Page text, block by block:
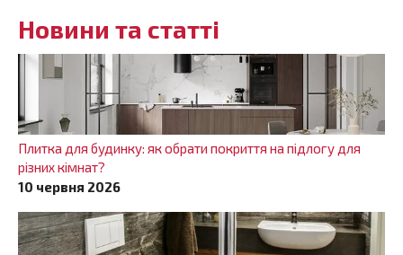
Новини та статті
Плитка для будинку: як обрати покриття на підлогу для
різних кімнат?
10 червня 2026